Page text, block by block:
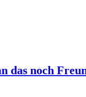
das noch